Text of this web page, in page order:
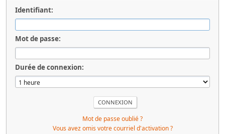
Identifiant:
Mot de passe:
Durée de connexion:
Mot de passe oublié ?
Vous avez omis votre courriel d'activation ?